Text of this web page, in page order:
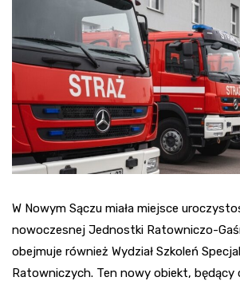
W Nowym Sączu miała miejsce
nowoczesnej Jednostki Ratowniczo-
obejmuje również Wydział Szkoleń
Ratowniczych. Ten nowy obiekt, będący